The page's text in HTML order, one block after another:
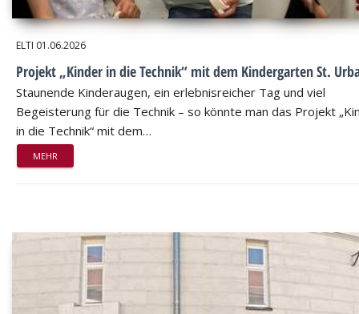
ELTI 01.06.2026
Projekt „Kinder in die Technik“ mit dem Kindergarten St.
Staunende Kinderaugen, ein erlebnisreicher Tag und viel
Begeisterung für die Technik – so könnte man das Projekt
in die Technik“ mit dem…
MEHR